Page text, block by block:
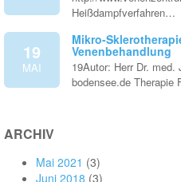
Heißdampfverfahren…
19
MAI
Mikro-
Venenbehandlung
19Autor: Herr Dr.
bodensee.de
ARCHIV
Mai 2021 (3)
Juni 2018 (3)